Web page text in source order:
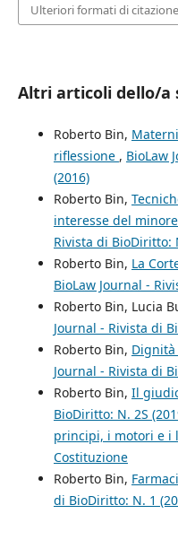
Ulteriori formati di citazione
Altri articoli dello/a
Roberto Bin,
riflessione , BioLaw
(2016)
Roberto Bin,
interesse del
Rivista di BioDiritto:
Roberto Bin, La
BioLaw Journal -
Roberto Bin, Lucia
Journal - Rivista di
Roberto Bin,
Journal - Rivista di
Roberto Bin, Il
BioDiritto: N. 2S
principi, i motori e i
Costituzione
Roberto Bin,
di BioDiritto: N. 1